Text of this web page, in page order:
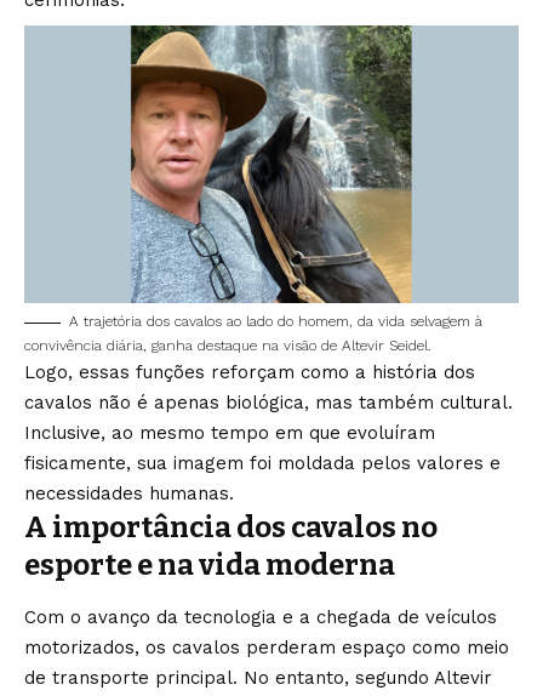
A trajetória dos cavalos ao lado do homem, da vida selvagem à
convivência diária, ganha destaque na visão de Altevir Seidel.
Logo, essas funções reforçam como a história dos
cavalos não é apenas biológica, mas também cultural.
Inclusive, ao mesmo tempo em que evoluíram
fisicamente, sua imagem foi moldada pelos valores e
necessidades humanas.
A importância dos cavalos no
esporte e na vida moderna
Com o avanço da tecnologia e a chegada de veículos
motorizados, os cavalos perderam espaço como meio
de transporte principal. No entanto, segundo Altevir